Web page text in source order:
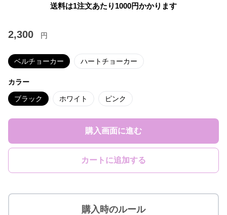
送料は1注文あたり 1000円かかります
2,300 円
ベルチョーカー ハートチョーカー
カラー
ブラック ホワイト ピンク
購入画面に進む
カートに追加する
購入時のルール